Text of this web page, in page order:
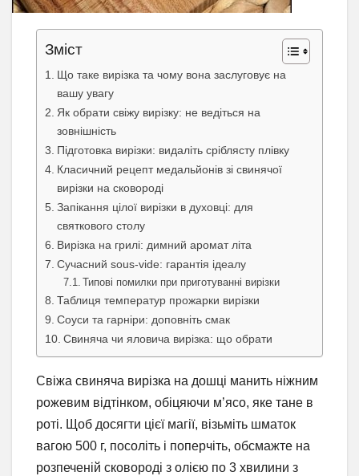
Зміст
Що таке вирізка та чому вона заслуговує на
вашу увагу
Як обрати свіжу вирізку: не ведіться на
зовнішність
Підготовка вирізки: видаліть сріблясту плівку
Класичний рецепт медальйонів зі свинячої
вирізки на сковороді
Запікання цілої вирізки в духовці: для
святкового столу
Вирізка на грилі: димний аромат літа
Сучасний sous-vide: гарантія ідеалу
Типові помилки при приготуванні вирізки
Таблиця температур прожарки вирізки
Соуси та гарніри: доповніть смак
Свиняча чи яловича вирізка: що обрати
Свіжа свиняча вирізка на дошці манить ніжним
рожевим відтінком, обіцяючи м’ясо, яке тане в
роті. Щоб досягти цієї магії, візьміть шматок
вагою 500 г, посоліть і поперчіть, обсмажте на
розпеченій сковороді з олією по 3 хвилини з